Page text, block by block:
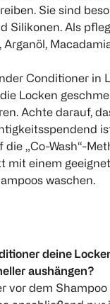
Sie sind
Silikonen. Als
Conditioner in
Locken
Achte darauf,
„Co-Wash“-
mit einem
waschen.
deine
aushängen?
vor dem Shampoo